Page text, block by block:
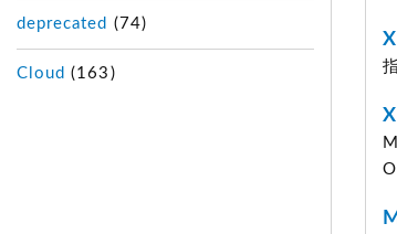
deprecated (74)
Cloud (163)